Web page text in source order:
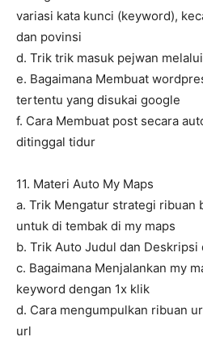
variasi kata kunci (keyword),
dan povinsi
d. Trik trik masuk pejwan
e. Bagaimana Membuat
tertentu yang disukai google
f. Cara Membuat post secara
ditinggal tidur
11. Materi Auto My Maps
a. Trik Mengatur strategi ribuan
untuk di tembak di my maps
b. Trik Auto Judul dan Deskripsi
c. Bagaimana Menjalankan my
keyword dengan 1x klik
d. Cara mengumpulkan ribuan
url